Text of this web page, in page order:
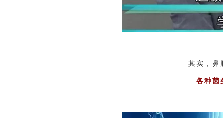
其实，鼻
各种菌